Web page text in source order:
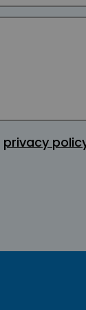
privacy